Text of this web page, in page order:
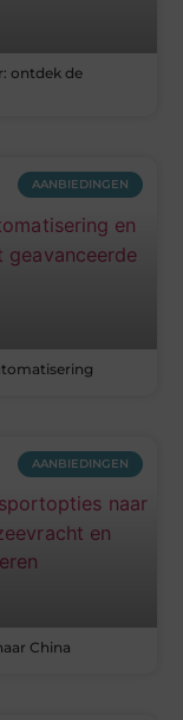
ontdek de
AANBIEDINGEN
AANBIEDINGEN
China